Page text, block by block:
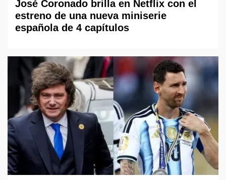
José Coronado brilla en Netflix con el
estreno de una nueva miniserie
española de 4 capítulos